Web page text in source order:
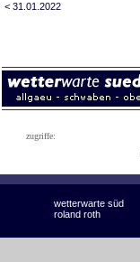
< 31.01.2022
zugriffe:
wetterwarte süd
roland roth